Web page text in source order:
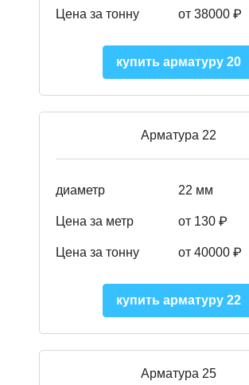
Цена за тонну от 38000 ₽
купить арматуру 20
Арматура 22
диаметр 22 мм
Цена за метр от 130 ₽
Цена за тонну от 40000 ₽
купить арматуру 22
Арматура 25